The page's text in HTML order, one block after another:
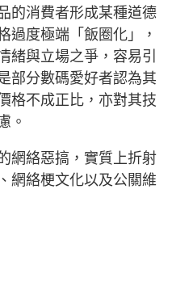
的消費者形成某種道德
過度極端「飯圈化」，
緒與立場之爭，容易引
部分數碼愛好者認為其
格不成正比，亦對其技
。
網絡惡搞，實質上折射
網絡梗文化以及公關維